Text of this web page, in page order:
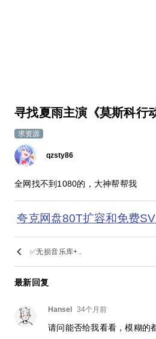
寻找夏雨主演《莫斯科行
求资源
qzsty86
全网找不到1080的，大神帮帮我
夸克网盘80T扩容和免费
keyboard_arrow_left ✅无损音乐库+..
最新回复
Hansel 34个月前
请问能否给我看看，模糊的